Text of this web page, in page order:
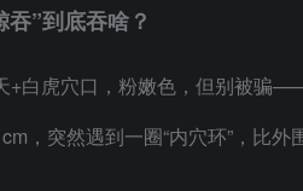
”到底吞啥？
+白虎穴口，粉嫩色，但别被骗——
，突然遇到一圈“内穴环”，比